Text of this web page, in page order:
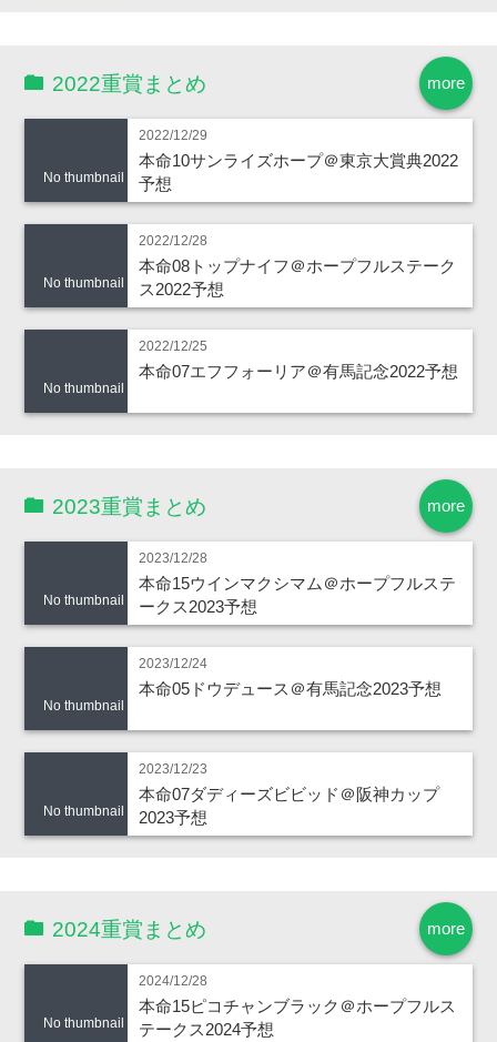
more
2022重賞まとめ
No thumbnail
2022/12/29
本命10サンライズホープ＠東京大賞典2022
予想
No thumbnail
2022/12/28
本命08トップナイフ＠ホープフルステーク
ス2022予想
No thumbnail
2022/12/25
本命07エフフォーリア＠有馬記念2022予想
more
2023重賞まとめ
No thumbnail
2023/12/28
本命15ウインマクシマム＠ホープフルステ
ークス2023予想
No thumbnail
2023/12/24
本命05ドウデュース＠有馬記念2023予想
No thumbnail
2023/12/23
本命07ダディーズビビッド＠阪神カップ
2023予想
more
2024重賞まとめ
No thumbnail
2024/12/28
本命15ピコチャンブラック＠ホープフルス
テークス2024予想